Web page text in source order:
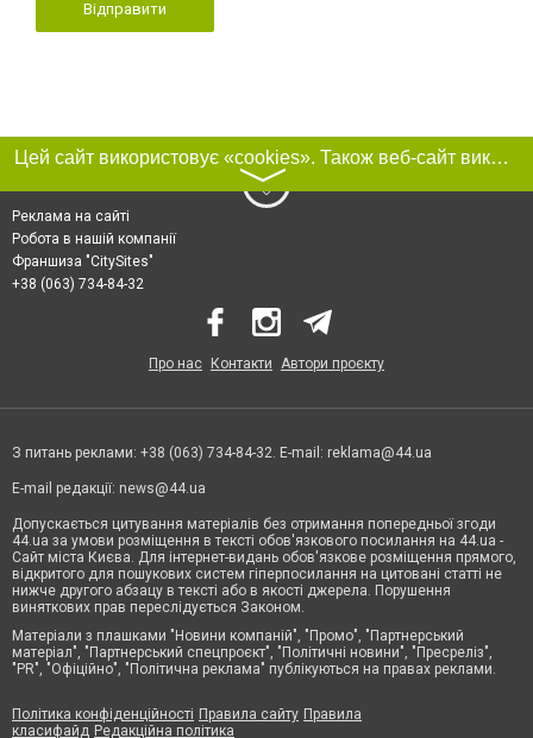
Відправити
Цей сайт використовує «cookies». Також веб-сайт використовує інтернет-сервіс для збору технічних даних стосовно відвідувачів з метою отримання маркетингової та статистичної інформації. Умови обробки даних відвідувачів сайту див.
〉
Реклама на сайті
Робота в нашій компанії
Франшиза "CitySites"
+38 (063) 734-84-32
Про нас Контакти Автори проєкту
З питань реклами: +38 (063) 734-84-32. E-mail: reklama@44.ua
E-mail редакції: news@44.ua
Допускається цитування матеріалів без отримання попередньої згоди
44.ua за умови розміщення в тексті обов'язкового посилання на 44.ua -
Сайт міста Києва. Для інтернет-видань обов'язкове розміщення прямого,
відкритого для пошукових систем гіперпосилання на цитовані статті не
нижче другого абзацу в тексті або в якості джерела. Порушення
виняткових прав переслідується Законом.
Матеріали з плашками "Новини компаній", "Промо", "Партнерський
матеріал", "Партнерський спецпроєкт", "Політичні новини", "Пресреліз",
"PR", "Офіційно", "Політична реклама" публікуються на правах реклами.
Політика конфіденційності Правила сайту Правила
класифайд Редакційна політика